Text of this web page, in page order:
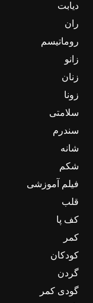
دیابت
ران
روماتیسم
زانو
زنان
زونا
سلامتی
سندرم
شانه
شکم
فیلم آموزشی
قلب
کف پا
کمر
کودکان
گردن
گودی کمر